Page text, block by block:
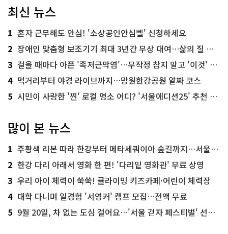
최신 뉴스
1 혼자 근무해도 안심! '소상공인안심벨' 신청하세요
2 장애인 맞춤형 보조기기 최대 3년간 무상 대여…삶의 질 높인다
3 걸을 때마다 아픈 '족저근막염'…무작정 참지 말고 '이것' 해보세요!
4 먹거리부터 야경 라이브까지…망원한강공원 알짜 코스
5 시민이 사랑한 '찐' 로컬 명소 어디? '서울에디션25' 추천 코스
많이 본 뉴스
1 주황색 리본 따라 한강부터 메타세쿼이아 숲길까지…서울둘레길 15코스
2 한강 다리 아래서 영화 한 편! '다리밑 영화관' 무료 상영
3 우리 아이 체력이 쑥쑥! 클라이밍 키즈카페·어린이 체력장
4 대학 다니며 일경험 '서영커' 캠프 모집…전액 무료
5 9월 20일, 차 없는 도심 걸어요…'서울 걷자 페스티벌' 선착순 5천명